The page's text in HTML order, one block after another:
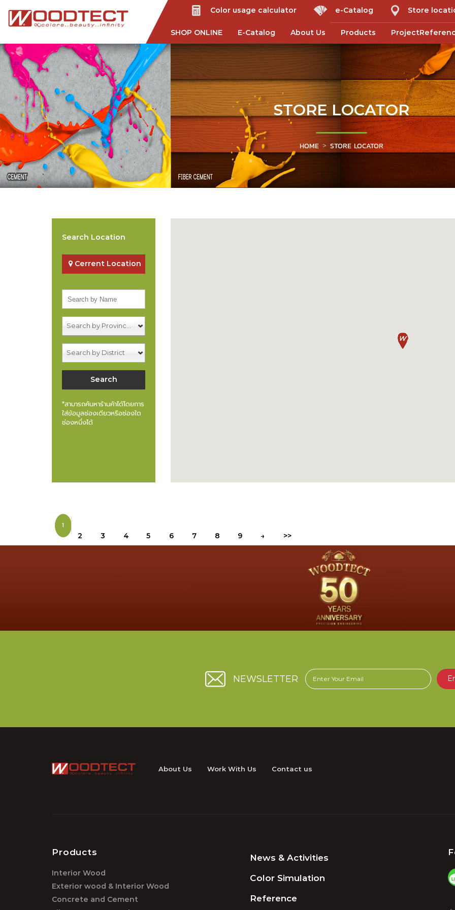
Color usage calculator e-Catalog Store
SHOP ONLINE E-Catalog About Us Products
STORE LOCATOR
HOME STORE LOCATOR
Search Location
Cerrent Location
Search by Provinces
Search by District
*สามารถค้นหาร้านค้าได้โดยการ
ใส่ข้อมูลช่องเดียวหรือช่องใด
ช่องหนึ่งได้
1
2 3 4 5 6 7 8 9 → >>
NEWSLETTER
About Us Work With Us Contact us
Products
Interior Wood
Exterior wood & Interior Wood
Concrete and Cement
News & Activities
Color Simulation
Reference